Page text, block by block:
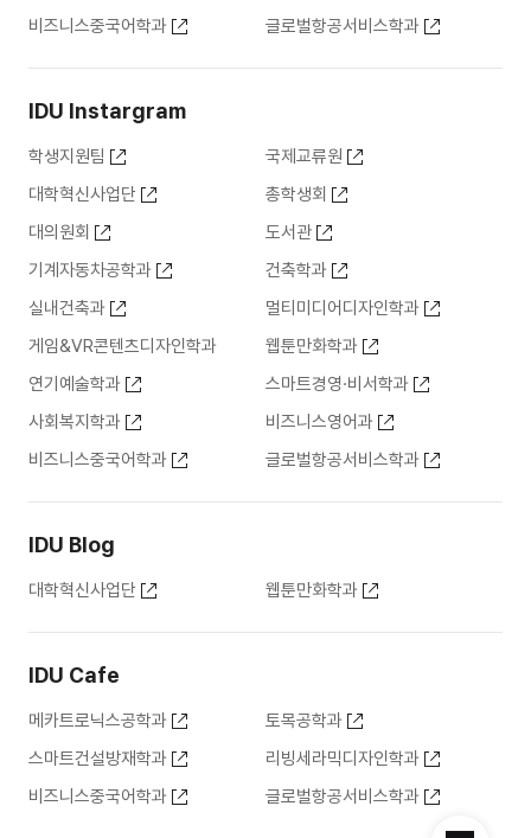
비즈니스중국어학과
글로벌항공서비스학과
IDU Instargram
학생지원팀
국제교류원
대학혁신사업단
총학생회
대의원회
도서관
기계자동차공학과
건축학과
실내건축과
멀티미디어디자인학과
게임&VR콘텐츠디자인학과
웹툰만화학과
연기예술학과
스마트경영·비서학과
사회복지학과
비즈니스영어과
비즈니스중국어학과
글로벌항공서비스학과
IDU Blog
대학혁신사업단 웹툰만화학과
IDU Cafe
메카트로닉스공학과
토목공학과
스마트건설방재학과
리빙세라믹디자인학과
비즈니스중국어학과
글로벌항공서비스학과